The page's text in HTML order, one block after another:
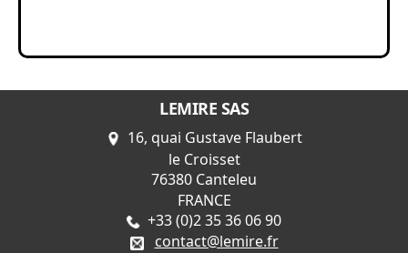
LEMIRE SAS
16, quai Gustave Flaubert
le Croisset
76380 Canteleu
FRANCE
+33 (0)2 35 36 06 90
contact@lemire.fr